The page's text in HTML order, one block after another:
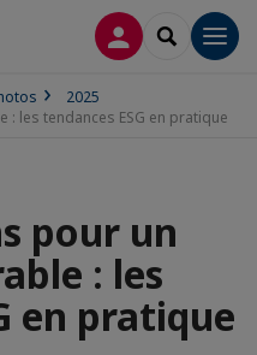
CONNEXION
2025
les tendances ESG en pratique
pour un
: les
en pratique